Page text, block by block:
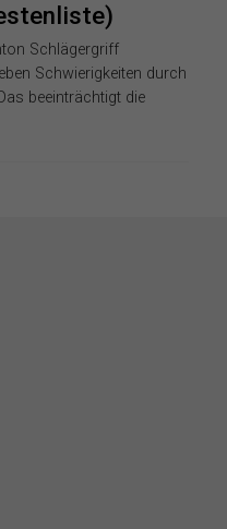
Schlägergriff
Schwierigkeiten durch
beeinträchtigt die